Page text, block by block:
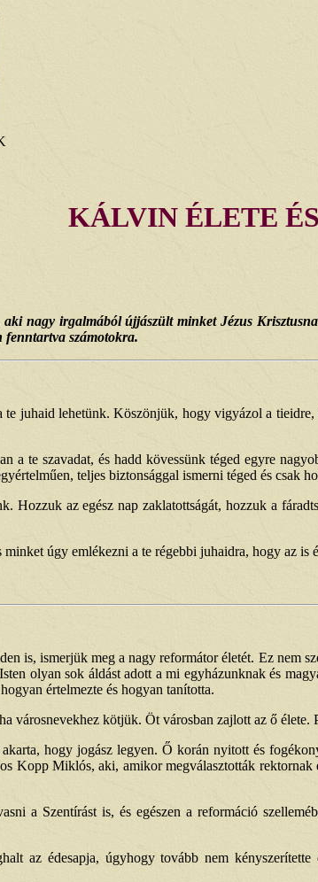
KÁLVIN ÉLETE
nagy irgalmából újjászült minket Jézus
fenntartva számotokra.
juhaid lehetünk. Köszönjük, hogy vigyázol a
te szavadat, és hadd kövessünk téged egyre
teljes biztonsággal ismerni téged és csak
Hozzuk az egész nap zaklatottságát, hozzuk a
úgy emlékezni a te régebbi juhaidra, hogy az is
is, ismerjük meg a nagy reformátor életét. Ez nem
olyan sok áldást adott a mi egyházunknak és
értelmezte és hogyan tanította.
városnevekhez kötjük. Öt városban zajlott az ő élete.
hogy jogász legyen. Ő korán nyitott és
Kopp Miklós, aki, amikor megválasztották
a Szentírást is, és egészen a reformáció
az édesapja, úgyhogy tovább nem